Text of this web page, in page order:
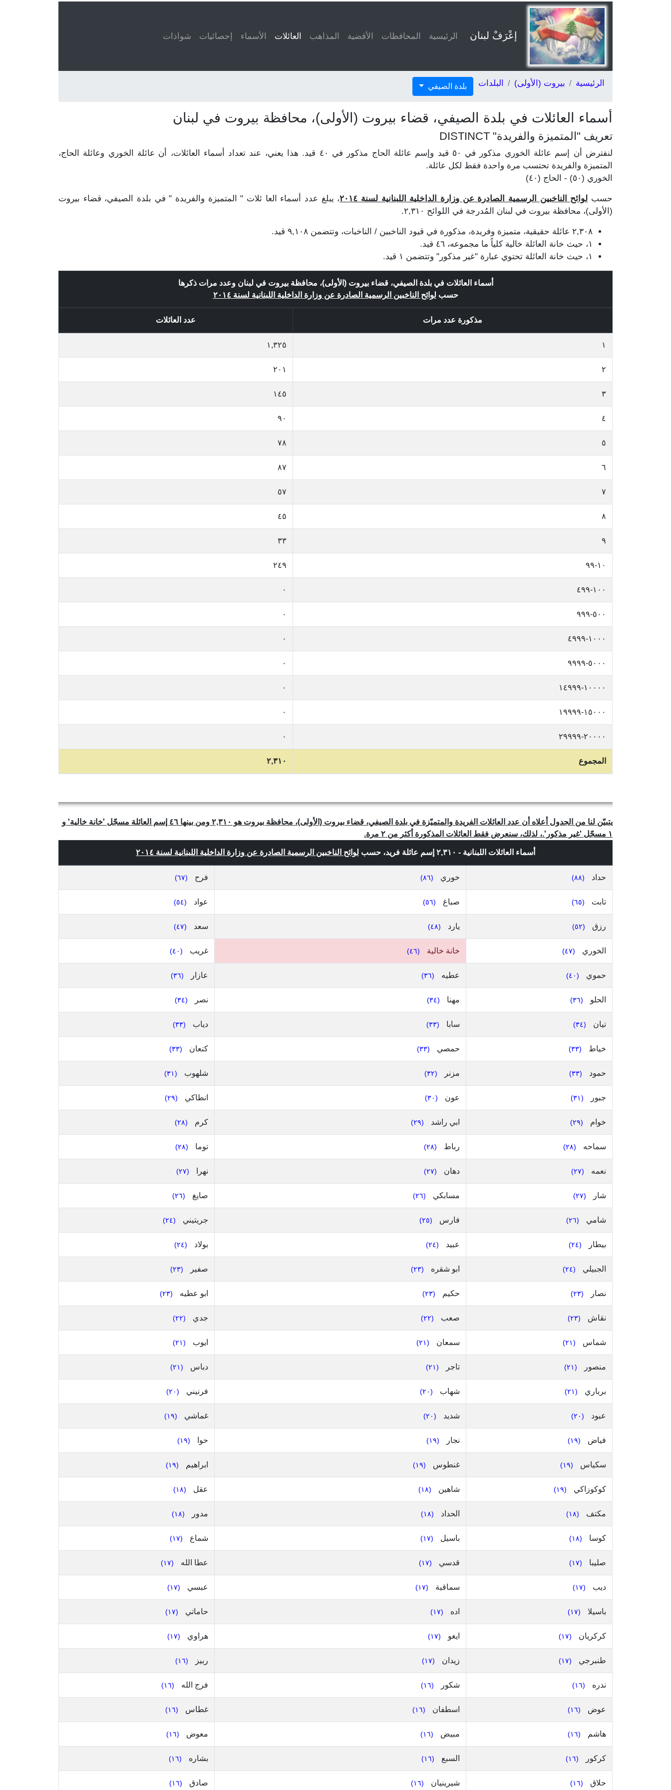
إعْرَفْ لبنان الرئيسية المحافظات الأقضية المذاهب العائلات الأسماء إحصائيات شواذات
الرئيسية بيروت (الأولى) البلدات بلدة الصيفي
أسماء العائلات في بلدة الصيفي، قضاء بيروت (الأولى)، محافظة بيروت في لبنان
تعريف "المتميزة والفريدة" DISTINCT
لنفترض أن إسم عائلة الخوري مذكور في ٥٠ قيد وإسم عائلة الحاج مذكور في ٤٠ قيد. هذا يعني، عند تعداد أسماء العائلات، أن عائلة الخوري وعائلة الحاج،
المتميزة والفريدة تحتسب مرة واحدة فقط لكل عائلة.
الخوري (٥٠) - الحاج (٤٠)
حسب لوائح الناخبين الرسمية الصادرة عن وزارة الداخلية اللبنانية لسنة ٢٠١٤
، يبلغ عدد أسماء العا ئلات " المتميزة والفريدة " في بلدة الصيفي، قضاء بيروت
(الأولى)، محافظة بيروت في لبنان المُدرجة في اللوائح ٢,٣١٠.
٢,٣٠٨ عائلة حقيقية، متميزة وفريدة، مذكورة في قيود الناخبين / الناخبات، وتتضمن ٩,١٠٨ قيد.
١، حيث خانة العائلة خالية كلياً ما مجموعه، ٤٦ قيد.
١، حيث خانة العائلة تحتوي عبارة "غير مذكور" وتتضمن ١ قيد.
أسماء العائلات في بلدة الصيفي، قضاء بيروت (الأولى)، محافظة بيروت في لبنان وعدد مرات ذكرها
حسب لوائح الناخبين الرسمية الصادرة عن وزارة الداخلية اللبنانية لسنة ٢٠١٤
مذكورة عدد مرات عدد العائلات
١ ١,٣٢٥
٢ ٢٠١
٣ ١٤٥
٤ ٩٠
٥ ٧٨
٦ ٨٧
٧ ٥٧
٨ ٤٥
٩ ٣٣
١٠-٩٩ ٢٤٩
١٠٠-٤٩٩ ٠
٥٠٠-٩٩٩ ٠
١٠٠٠-٤٩٩٩ ٠
٥٠٠٠-٩٩٩٩ ٠
١٠٠٠٠-١٤٩٩٩ ٠
١٥٠٠٠-١٩٩٩٩ ٠
٢٠٠٠٠-٢٩٩٩٩ ٠
المجموع ٢,٣١٠
يتبيّن لنا من الجدول أعلاه أن عدد العائلات الفريدة والمتميّزة في بلدة الصيفي، قضاء بيروت (الأولى)، محافظة بيروت هو ٢,٣١٠ ومن بينها ٤٦ إسم العائلة مسجّل 'خانة خالية' و
١ مسجّل 'غير مذكور'.، لذلك، سنعرض فقط العائلات المذكورة أكثر من ٢ مرة.
أسماء العائلات اللبنانية - ٢,٣١٠ إسم عائلة فريد، حسب لوائح الناخبين الرسمية الصادرة عن وزارة الداخلية اللبنانية لسنة ٢٠١٤
حداد (٨٨) خوري (٨٦) فرح (٦٧)
تابت (٦٥) صباغ (٥٦) عواد (٥٤)
رزق (٥٢) يارد (٤٨) سعد (٤٧)
الخوري (٤٧) خانة خالية (٤٦) غريب (٤٠)
حموي (٤٠) عطيه (٣٦) عازار (٣٦)
الحلو (٣٦) مهنا (٣٤) نصر (٣٤)
تيان (٣٤) سابا (٣٣) دياب (٣٣)
خياط (٣٣) حمصي (٣٣) كنعان (٣٣)
حمود (٣٣) مزنر (٣٢) شلهوب (٣١)
جبور (٣١) عون (٣٠) انطاكي (٢٩)
خوام (٢٩) ابي راشد (٢٩) كرم (٢٨)
سماحه (٢٨) رباط (٢٨) توما (٢٨)
نعمه (٢٧) دهان (٢٧) نهرا (٢٧)
شار (٢٧) مسابكي (٢٦) صايغ (٢٦)
شامي (٢٦) فارس (٢٥) جريتيني (٢٤)
بيطار (٢٤) عبيد (٢٤) بولاد (٢٤)
الجبيلي (٢٤) ابو شقره (٢٣) صفير (٢٣)
نصار (٢٣) حكيم (٢٣) ابو عطيه (٢٣)
نقاش (٢٣) صعب (٢٢) جدي (٢٢)
شماس (٢١) سمعان (٢١) ايوب (٢١)
منصور (٢١) تاجر (٢١) دباس (٢١)
برباري (٢١) شهاب (٢٠) فرنيني (٢٠)
عبود (٢٠) شديد (٢٠) غماشي (١٩)
فياض (١٩) نجار (١٩) حوا (١٩)
سكياس (١٩) غنطوس (١٩) ابراهيم (١٩)
كوكوزاكي (١٩) شاهين (١٨) عقل (١٨)
مكتف (١٨) الحداد (١٨) مدور (١٨)
كوسا (١٨) باسيل (١٧) شماع (١٧)
صليبا (١٧) قدسي (١٧) عطا الله (١٧)
ديب (١٧) سماقية (١٧) عبسي (١٧)
باسيلا (١٧) اده (١٧) حاماتي (١٧)
كركريان (١٧) ايغو (١٧) هراوي (١٧)
طنبرجي (١٧) زيدان (١٧) ربيز (١٦)
ندره (١٦) شكور (١٦) فرج الله (١٦)
عوض (١٦) اسطفان (١٦) غطاس (١٦)
هاشم (١٦) مبيض (١٦) معوض (١٦)
كركور (١٦) السبع (١٦) بشاره (١٦)
حلاق (١٦) شيرينيان (١٦) صادق (١٦)